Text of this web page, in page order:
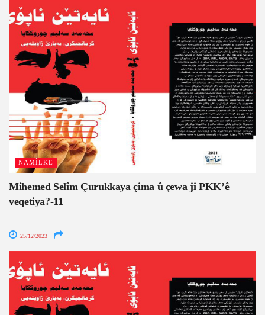
NAMÎLKE
Mihemed Selîm Çurukkaya çima û çewa ji PKK’ê
veqetiya?-11
25/12/2023